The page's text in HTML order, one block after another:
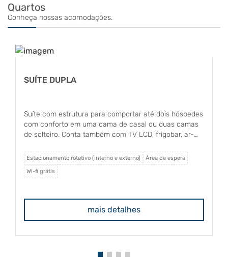
Quartos
Conheça nossas acomodações.
SUÍTE DUPLA
Suíte com estrutura para comportar até dois hóspedes
com conforto em uma cama de casal ou duas camas
de solteiro. Conta também com TV LCD, frigobar, ar-
Estacionamento rotativo (interno e externo)
Àrea de espera
Wi-fi grátis
mais detalhes